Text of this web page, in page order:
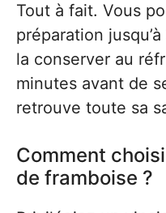
Tout à fait. Vous
préparation
la conserver au
minutes avant de
retrouve toute sa
Comment
de framboise ?